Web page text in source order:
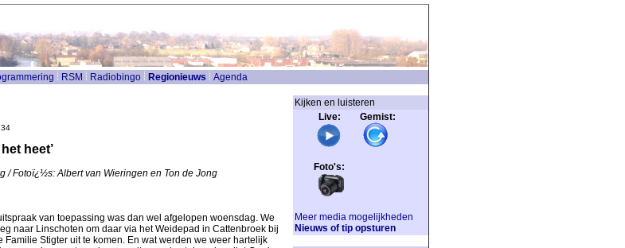
RSM Radiobingo Regionieuws Agenda
heet’
/ Fotoï¿½s: Albert van Wieringen en Ton de Jong
van toepassing was dan wel afgelopen woensdag. We
naar Linschoten om daar via het Weidepad in Cattenbroek bij
Familie Stigter uit te komen. En wat werden we weer hartelijk
Kijken en luisteren
Live: Gemist:
Foto's:
Meer media mogelijkheden
Nieuws of tip opsturen